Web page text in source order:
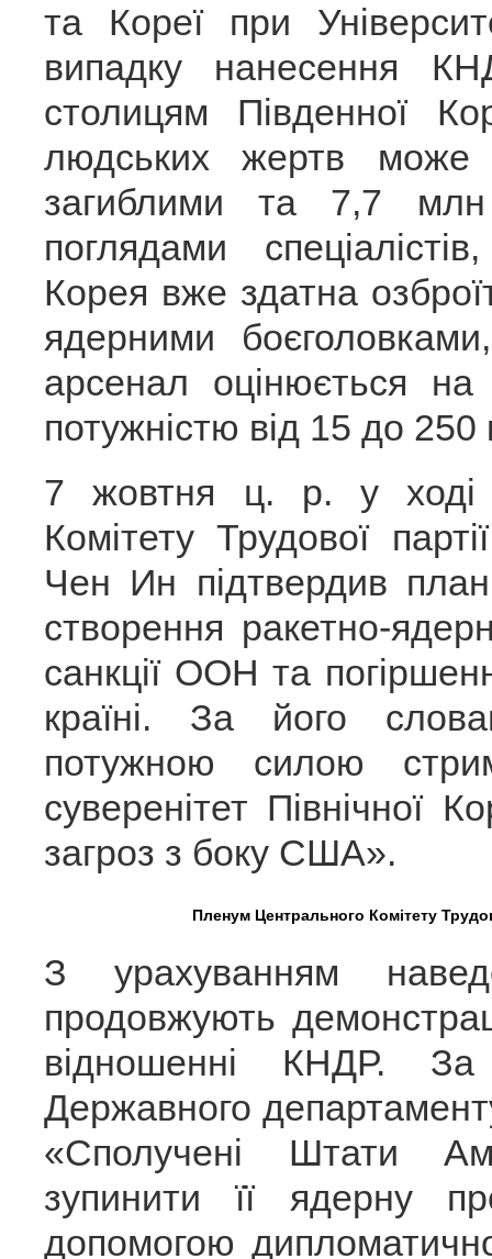
та Кореї при
випадку нанесення
столицям Південної
людських жертв
загиблими та 7,7
поглядами
Корея вже здатна
ядерними
арсенал оцінюється на
потужністю від 15 до 250
7 жовтня ц. р. у ході
Комітету Трудової
Чен Ин підтвердив
створення ракетно-
санкції ООН та
країні. За його
потужною силою
суверенітет Північної
загроз з боку США».
Пленум Центрального Комітету
З урахуванням
продовжують
відношенні КНДР. За
Державного
«Сполучені Штати
зупинити її ядерну
допомогою